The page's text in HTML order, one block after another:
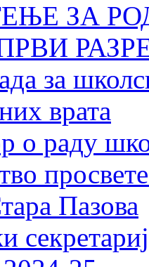
ЗА
за
врата
о раду
Пазова